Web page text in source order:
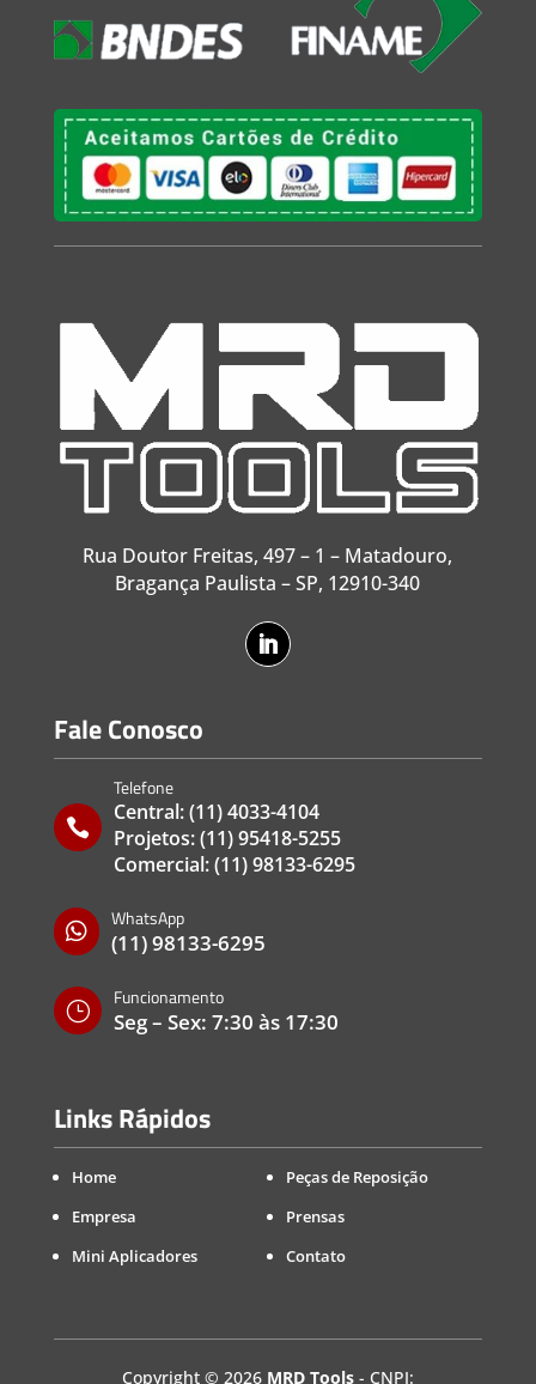
Rua Doutor Freitas, 497 – 1 – Matadouro,
Bragança Paulista – SP, 12910-340
Fale Conosco

Telefone
Central:(11) 4033-4104
Projetos:(11) 95418-5255
Comercial:(11) 98133-6295

WhatsApp
(11) 98133-6295
}
Funcionamento
Seg – Sex: 7:30 às 17:30
Links Rápidos
Home
Empresa
Mini Aplicadores
Peças de Reposição
Prensas
Contato
Copyright © 2026 MRD Tools- CNPJ: